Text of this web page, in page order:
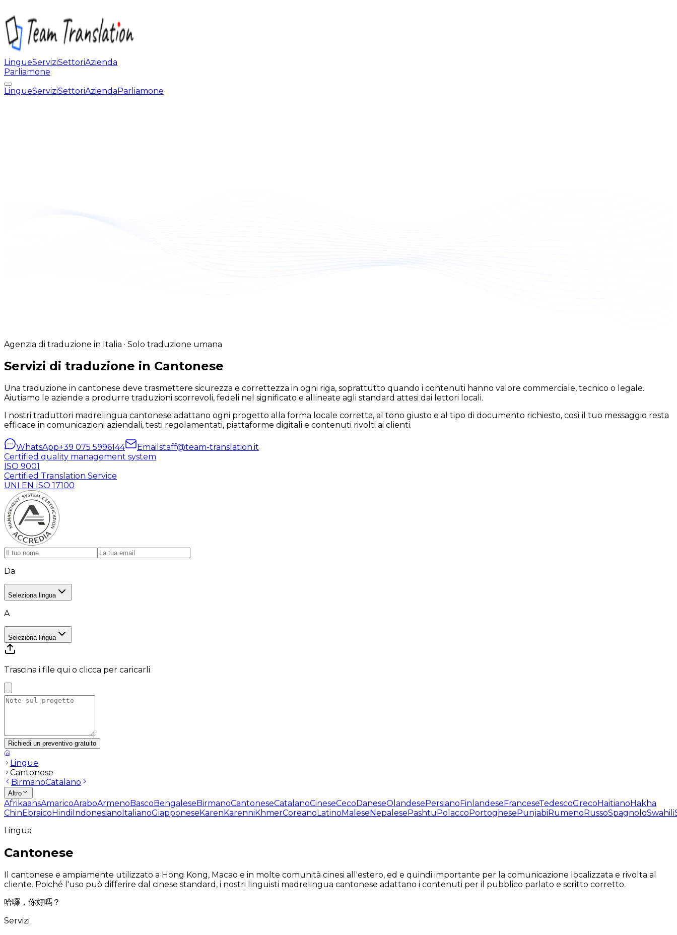
LingueServiziSettoriAzienda
Parliamone
LingueServiziSettoriAziendaParliamone
Agenzia di traduzione in Italia · Solo traduzione umana
Servizi di traduzione in Cantonese
Una traduzione in cantonese deve trasmettere sicurezza e correttezza in ogni riga, soprattutto quando i contenuti hanno valore commerciale, tecnico o legale.
Aiutiamo le aziende a produrre traduzioni scorrevoli, fedeli nel significato e allineate agli standard attesi dai lettori locali.
I nostri traduttori madrelingua cantonese adattano ogni progetto alla forma locale corretta, al tono giusto e al tipo di documento richiesto, così il tuo messaggio resta
efficace in comunicazioni aziendali, testi regolamentati, piattaforme digitali e contenuti rivolti ai clienti.
WhatsApp+39 075 5996144 Email staff@team-translation.it
Certified quality management system
ISO 9001
Certified Translation Service
UNI EN ISO 17100
Da
Seleziona lingua
A
Seleziona lingua
Trascina i file qui o clicca per caricarli
Richiedi un preventivo gratuito
Lingue
Cantonese
BirmanoCatalano
Altro
AfrikaansAmaricoAraboArmeno Basco Bengalese BirmanoCantoneseCatalanoCineseCeco DaneseOlandese Persiano Finlandese FranceseTedescoGreco Haitiano Hakha
Chin Ebraico Hindi Indonesiano ItalianoGiapponese Karen Karenni KhmerCoreano Latino Malese Nepalese Pashtu Polacco Portoghese Punjabi Rumeno RussoSpagnoloSwahili
Lingua
Cantonese
Il cantonese e ampiamente utilizzato a Hong Kong, Macao e in molte comunità cinesi all'estero, ed e quindi importante per la comunicazione localizzata e rivolta al
cliente. Poiché l'uso può differire dal cinese standard, i nostri linguisti madrelingua cantonese adattano i contenuti per il pubblico parlato e scritto corretto.
哈囉，你好嗎？
Servizi